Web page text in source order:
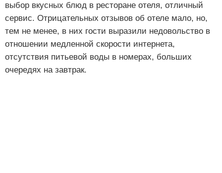
выбор вкусных блюд в ресторане отеля, отличный
сервис. Отрицательных отзывов об отеле мало, но,
тем не менее, в них гости выразили недовольство в
отношении медленной скорости интернета,
отсутствия питьевой воды в номерах, больших
очередях на завтрак.